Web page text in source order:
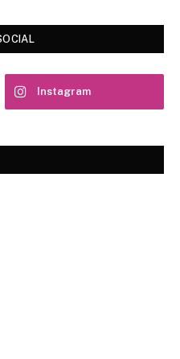
Instagram